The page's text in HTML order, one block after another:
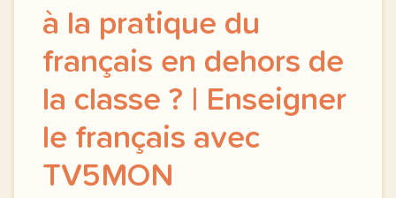
à la pratique du
français en dehors de
la classe ? | Enseigner
le français avec
TV5MON